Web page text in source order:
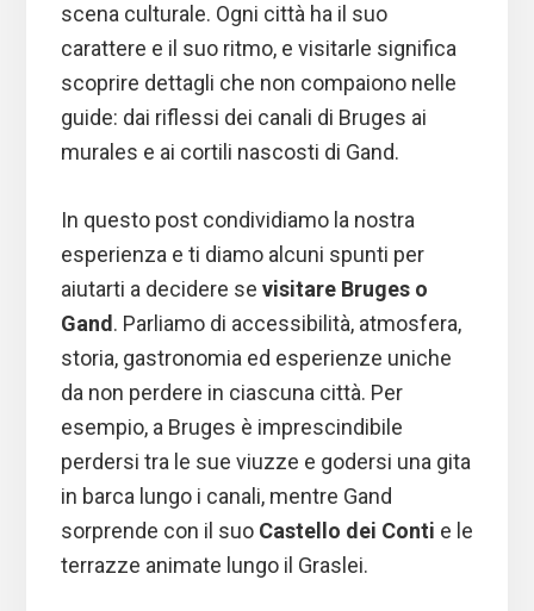
scena culturale. Ogni città ha il suo
carattere e il suo ritmo, e visitarle significa
scoprire dettagli che non compaiono nelle
guide: dai riflessi dei canali di Bruges ai
murales e ai cortili nascosti di Gand.
In questo post condividiamo la nostra
esperienza e ti diamo alcuni spunti per
aiutarti a decidere se visitare Bruges o
Gand. Parliamo di accessibilità, atmosfera,
storia, gastronomia ed esperienze uniche
da non perdere in ciascuna città. Per
esempio, a Bruges è imprescindibile
perdersi tra le sue viuzze e godersi una gita
in barca lungo i canali, mentre Gand
sorprende con il suo Castello dei Conti e le
terrazze animate lungo il Graslei.